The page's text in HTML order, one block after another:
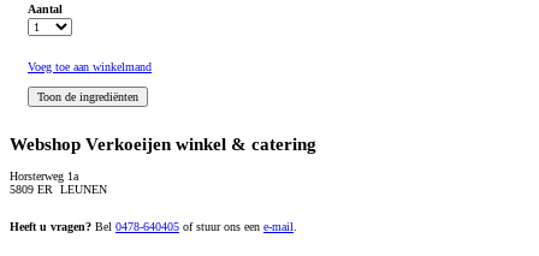
Aantal
Voeg toe aan winkelmand
Webshop Verkoeijen winkel & catering
Horsterweg 1a
5809 ER LEUNEN
Heeft u vragen? Bel 0478-640405 of stuur ons een e-mail.